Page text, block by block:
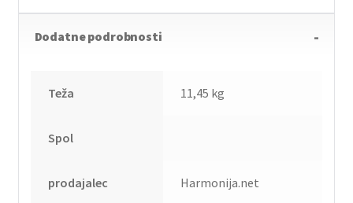
Dodatne podrobnosti
Teža 11,45 kg
Spol
prodajalec Harmonija.net